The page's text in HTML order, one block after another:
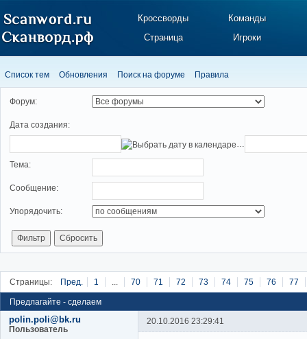
Кроссворды
Команды
Страница
Игроки
Список тем Обновления Поиск на форуме Правила
Форум:
Дата создания:
…
Тема:
Cooбщение:
Упорядочить:
Страницы: Пред. 1 ... 70 71 72 73 74 75 76 77
Предлагайте - сделаем
polin.poli@bk.ru
Пользователь
20.10.2016 23:29:41